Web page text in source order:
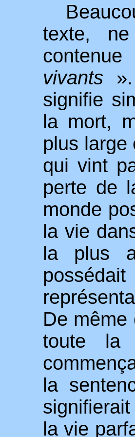
texte,
vivants
signifie
la mort,
plus large
qui vint
perte de
monde
la vie
la plus
De
toute
la
la vie